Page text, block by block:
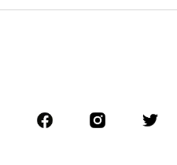
Jupes
Accessoires